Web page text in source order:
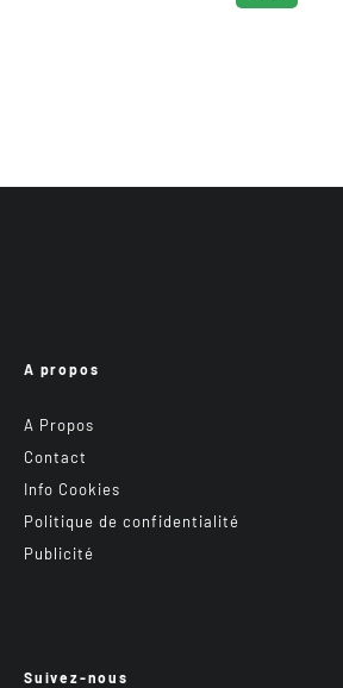
A propos
A Propos
Contact
Info Cookies
Politique de confidentialité
Publicité
Suivez-nous